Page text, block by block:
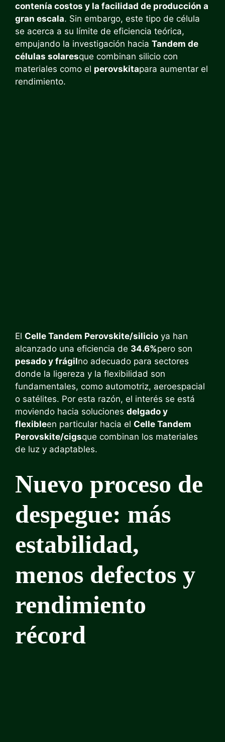
contenía costos y la facilidad de producción a
gran escala. Sin embargo, este tipo de célula
se acerca a su límite de eficiencia teórica,
empujando la investigación hacia Tandem de
células solaresque combinan silicio con
materiales como el perovskitapara aumentar el
rendimiento.
El Celle Tandem Perovskite/silicio ya han
alcanzado una eficiencia de 34.6%pero son
pesado y frágilno adecuado para sectores
donde la ligereza y la flexibilidad son
fundamentales, como automotriz, aeroespacial
o satélites. Por esta razón, el interés se está
moviendo hacia soluciones delgado y
flexibleen particular hacia el Celle Tandem
Perovskite/cigsque combinan los materiales
de luz y adaptables.
Nuevo proceso de
despegue: más
estabilidad,
menos defectos y
rendimiento
récord